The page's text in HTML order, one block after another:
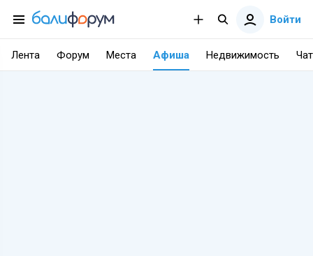
Войти
Лента Форум Места Афиша Недвижимость Чат